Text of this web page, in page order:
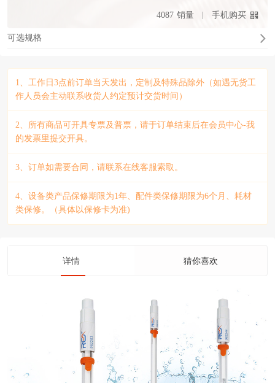
4087 销量 手机购买
可选规格
1、工作日3点前订单当天发出，定制及特殊品除外（如遇无货工
作人员会主动联系收货人约定预计交货时间）
2、所有商品可开具专票及普票，请于订单结束后在会员中心-我
的发票里提交开具。
3、订单如需要合同，请联系在线客服索取。
4、设备类产品保修期限为1年、配件类保修期限为6个月、耗材
类保修。（具体以保修卡为准)
详情 猜你喜欢